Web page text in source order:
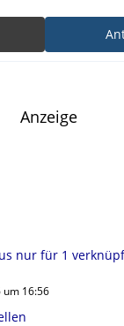
Anzeige
nur für 1
um 16:56